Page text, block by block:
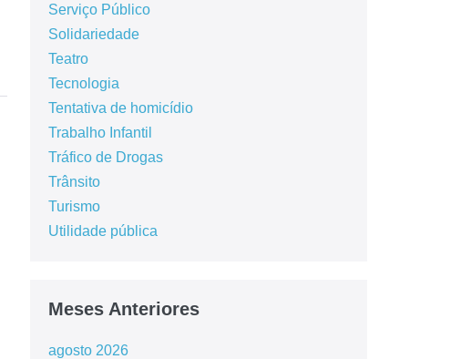
Serviço Público
Solidariedade
Teatro
Tecnologia
Tentativa de homicídio
Trabalho Infantil
Tráfico de Drogas
Trânsito
Turismo
Utilidade pública
Meses Anteriores
agosto 2026